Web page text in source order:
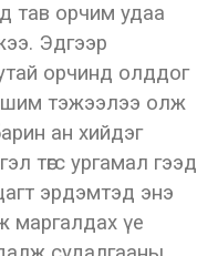
тав орчим удаа
Эдгээр
орчинд олддог
шим тэжээлээ олж
ан хийдэг
төгс ургамал гээд
эрдэмтэд энэ
маргалдах үе